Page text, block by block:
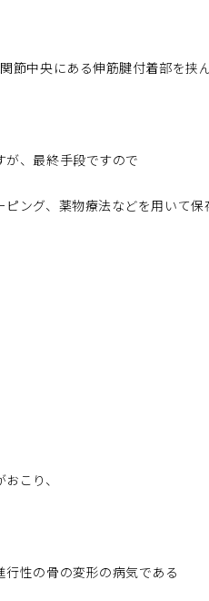
節中央にある伸筋腱付着部を挟
、最終手段ですので
ング、薬物療法などを用いて
こり、
性の骨の変形の病気である